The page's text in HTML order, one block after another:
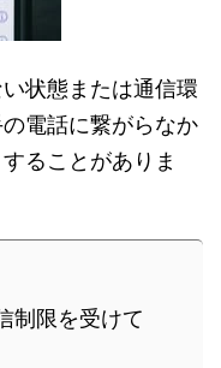
状態または通信環
電話に繋がらなか
ることがありま
制限を受けて